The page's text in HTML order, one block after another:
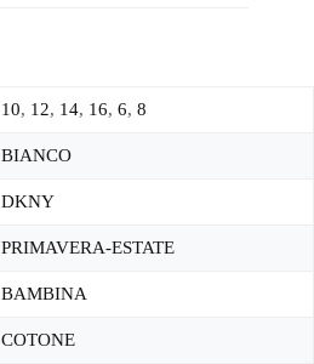
10, 12, 14, 16, 6, 8
BIANCO
DKNY
PRIMAVERA-ESTATE
BAMBINA
COTONE